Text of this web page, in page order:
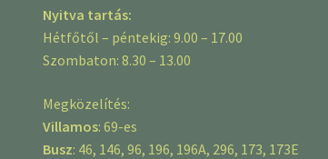
Nyitva tartás:
Hétfőtől – péntekig: 9.00 – 17.00
Szombaton: 8.30 – 13.00
Megközelítés:
Villamos: 69-es
Busz: 46, 146, 96, 196, 196A, 296, 173, 173E